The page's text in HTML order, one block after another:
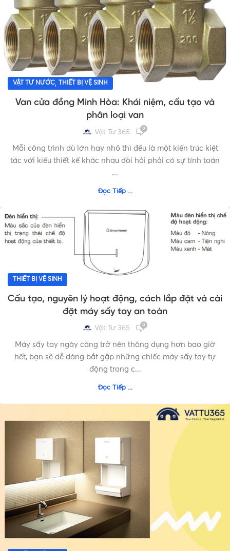
VẬT TƯ NƯỚC, THIẾT BỊ VỆ SINH
Van cửa đồng Minh Hòa: Khái niệm, cấu tạo và
phân loại van
Vật Tư 365 0
Mỗi công trình dù lớn hay nhỏ thì đều là một kiến trúc kiệt
tác với kiểu thiết kế khác nhau đòi hỏi phải có sự tính toán
...
Đọc Tiếp ...
THIẾT BỊ VỆ SINH
Cấu tạo, nguyên lý hoạt động, cách lắp đặt và cài
đặt máy sấy tay an toàn
Vật Tư 365 0
Máy sấy tay ngày càng trở nên thông dụng hơn bao giờ
hết, bạn sẽ dễ dàng bắt gặp những chiếc máy sấy tay tự
động trong c...
Đọc Tiếp ...